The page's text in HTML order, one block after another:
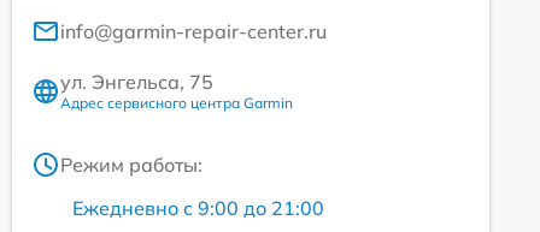
info@garmin-repair-center.ru
ул. Энгельса, 75
Адрес сервисного центра Garmin
Режим работы:
Ежедневно с 9:00 до 21:00